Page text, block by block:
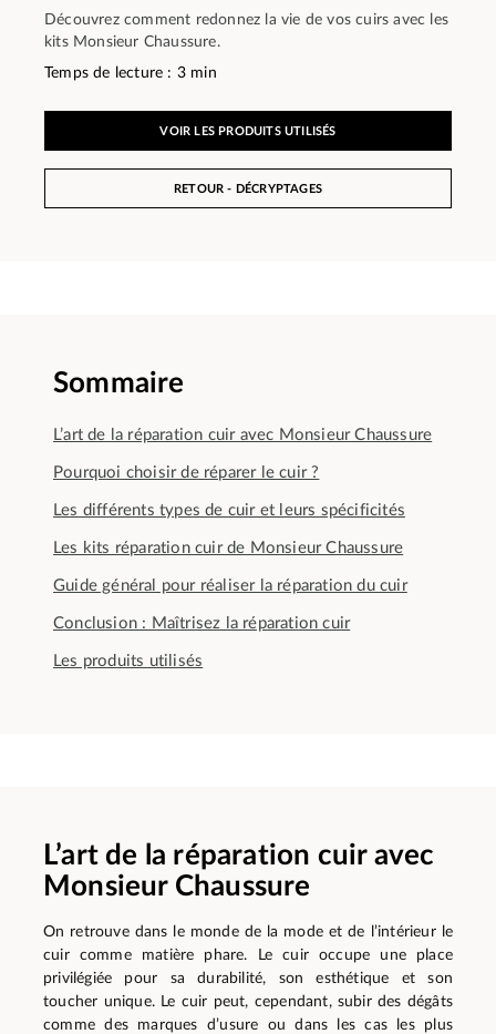
Découvrez comment redonnez la vie de vos cuirs avec les
kits Monsieur Chaussure.
Temps de lecture : 3 min
VOIR LES PRODUITS UTILISÉS
RETOUR - DÉCRYPTAGES
Sommaire
L’art de la réparation cuir avec Monsieur Chaussure
Pourquoi choisir de réparer le cuir ?
Les différents types de cuir et leurs spécificités
Les kits réparation cuir de Monsieur Chaussure
Guide général pour réaliser la réparation du cuir
Conclusion : Maîtrisez la réparation cuir
Les produits utilisés
L’art de la réparation cuir avec
Monsieur Chaussure
On retrouve dans le monde de la mode et de l’intérieur le
cuir comme matière phare. Le cuir occupe une place
privilégiée pour sa durabilité, son esthétique et son
toucher unique. Le cuir peut, cependant, subir des dégâts
comme des marques d’usure ou dans les cas les plus